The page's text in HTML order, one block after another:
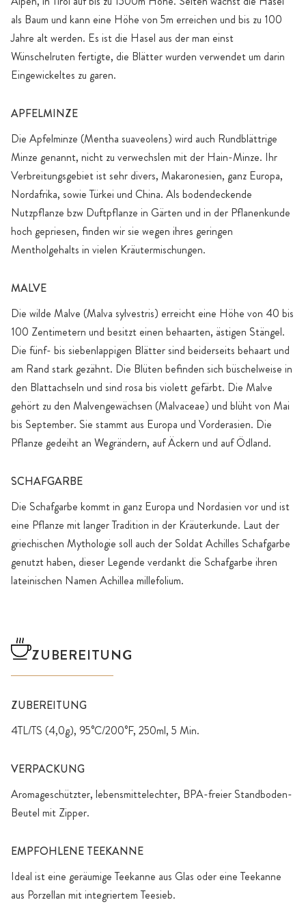
als Baum und kann eine Höhe von 5m erreichen und bis zu 100
Jahre alt werden. Es ist die Hasel aus der man einst
Wünschelruten fertigte, die Blätter wurden verwendet um darin
Eingewickeltes zu garen.
APFELMINZE
Die Apfelminze (Mentha suaveolens) wird auch Rundblättrige
Minze genannt, nicht zu verwechslen mit der Hain-Minze. Ihr
Verbreitungsgebiet ist sehr divers, Makaronesien, ganz Europa,
Nordafrika, sowie Türkei und China. Als bodendeckende
Nutzpflanze bzw Duftpflanze in Gärten und in der Pflanenkunde
hoch gepriesen, finden wir sie wegen ihres geringen
Mentholgehalts in vielen Kräutermischungen.
MALVE
Die wilde Malve (Malva sylvestris) erreicht eine Höhe von 40 bis
100 Zentimetern und besitzt einen behaarten, ästigen Stängel.
Die fünf- bis siebenlappigen Blätter sind beiderseits behaart und
am Rand stark gezähnt. Die Blüten befinden sich büschelweise in
den Blattachseln und sind rosa bis violett gefärbt. Die Malve
gehört zu den Malvengewächsen (Malvaceae) und blüht von Mai
bis September. Sie stammt aus Europa und Vorderasien. Die
Pflanze gedeiht an Wegrändern, auf Äckern und auf Ödland.
SCHAFGARBE
Die Schafgarbe kommt in ganz Europa und Nordasien vor und ist
eine Pflanze mit langer Tradition in der Kräuterkunde. Laut der
griechischen Mythologie soll auch der Soldat Achilles Schafgarbe
genutzt haben, dieser Legende verdankt die Schafgarbe ihren
lateinischen Namen Achillea millefolium.
ZUBEREITUNG
ZUBEREITUNG
4TL/TS (4,0g), 95°C/200°F, 250ml, 5 Min.
VERPACKUNG
Aromageschützter, lebensmittelechter, BPA-freier Standboden-
Beutel mit Zipper.
EMPFOHLENE TEEKANNE
Ideal ist eine geräumige Teekanne aus Glas oder eine Teekanne
aus Porzellan mit integriertem Teesieb.